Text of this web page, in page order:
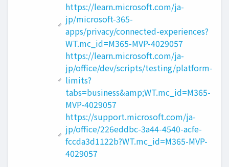
https://learn.microsoft.com/ja-
jp/microsoft-365-
apps/privacy/connected-experiences?
WT.mc_id=M365-MVP-4029057
https://learn.microsoft.com/ja-
jp/office/dev/scripts/testing/platform-
limits?
tabs=business&amp;WT.mc_id=M365-
MVP-4029057
https://support.microsoft.com/ja-
jp/office/226eddbc-3a44-4540-acfe-
fccda3d1122b?WT.mc_id=M365-MVP-
4029057